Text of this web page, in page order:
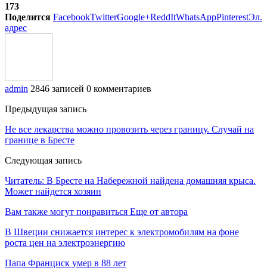
173
Поделится FacebookTwitterGoogle+ReddItWhatsAppPinterestЭл.
адрес
admin 2846 записей 0 комментариев
Предыдущая запись
Не все лекарства можно провозить через границу. Случай на
границе в Бресте
Следующая запись
Читатель: В Бресте на Набережной найдена домашняя крыса.
Может найдется хозяин
Вам также могут понравиться Еще от автора
В Швеции снижается интерес к электромобилям на фоне
роста цен на электроэнергию
Папа Франциск умер в 88 лет